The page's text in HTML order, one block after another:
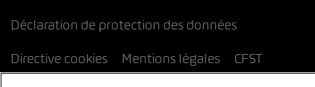
Déclaration de protection des données
Directive cookies Mentions légales CFST